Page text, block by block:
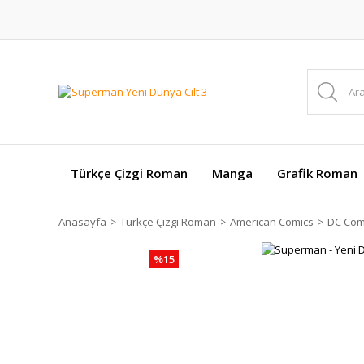
Türkçe Çizgi Roman Manga Grafik Roman
Anasayfa Türkçe Çizgi Roman American Comics DC
%15